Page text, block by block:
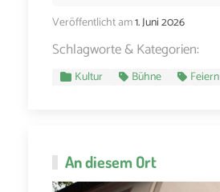
Veröffentlicht am1. Juni 2026
Schlagworte & Kategorien:
Kultur Bühne Feiern
An diesem Ort